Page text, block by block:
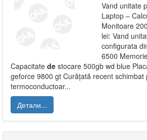
Vand unitate
Laptop –
Monitoare
lei: Vand
configurata
6500
Capacitate de stocare 500gb wd blue
geforce 9800 gt Curățată recent schimbat
termoconductoar...
Детали...